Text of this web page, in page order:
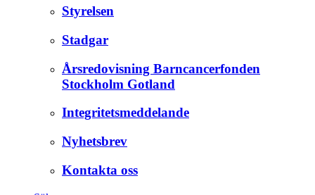
Styrelsen
Stadgar
Årsredovisning Barncancerfonden
Stockholm Gotland
Integritetsmeddelande
Nyhetsbrev
Kontakta oss